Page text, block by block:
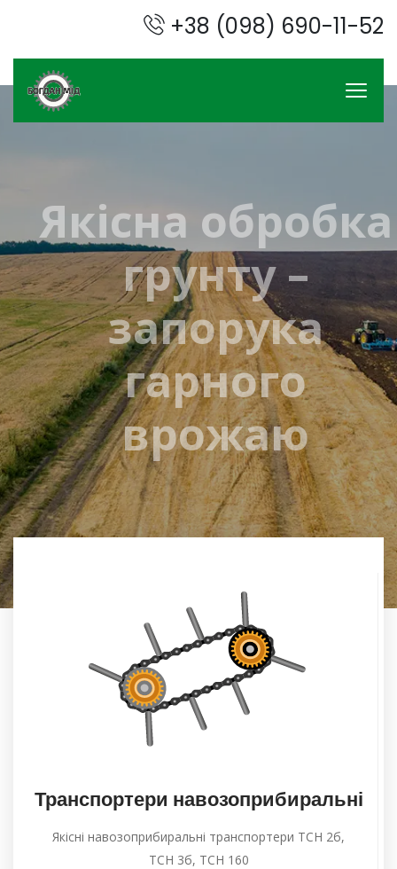
+38 (098) 690-11-52
Якісна обробка
грунту –
запорука
гарного
врожаю
Транспортери навозоприбиральні
Якісні навозоприбиральні транспортери ТСН 2б,
ТСН 3б, ТСН 160